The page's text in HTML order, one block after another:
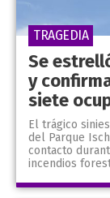
Se
y
siete
El trágico
del Parque
contacto
incendios
TRAGEDIA